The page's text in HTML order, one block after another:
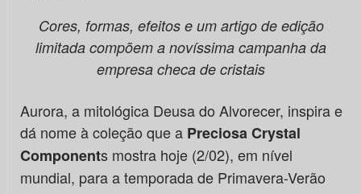
Cores, formas, efeitos e um artigo de edição
limitada compõem a novíssima campanha da
empresa checa de cristais
Aurora, a mitológica Deusa do Alvorecer, inspira e
dá nome à coleção que a Preciosa Crystal
Components mostra hoje (2/02), em nível
mundial, para a temporada de Primavera-Verão